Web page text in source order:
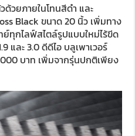
วยภายในโทนสีดำ และ
Black ขนาด 20 นิ้ว เพิ่มทาง
ทุกไลฟ์สไตล์รูปแบบใหม่ไร้ขีด
และ 3.0 ดีดีไอ บลูเพาเวอร์
บาท เพิ่มจากรุ่นปกติเพียง